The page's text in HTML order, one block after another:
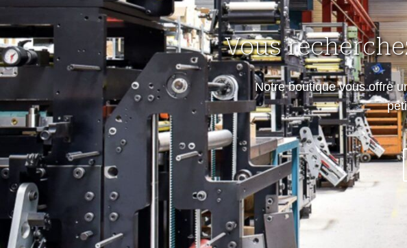
Vous
Notre boutique vous offre